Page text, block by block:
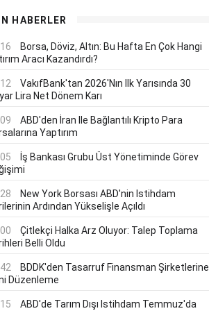
HABERLER
Borsa, Döviz, Altın: Bu Hafta En Çok Hangi
Aracı Kazandırdı?
VakıfBank'tan 2026'nın Ilk Yarısında 30
Lira Net Dönem Karı
ABD'den İran Ile Bağlantılı Kripto Para
Yaptırım
İş Bankası Grubu Üst Yönetiminde Görev
New York Borsası ABD'nin Istihdam
Ardından Yükselişle Açıldı
Çitlekçi Halka Arz Oluyor: Talep Toplama
Belli Oldu
BDDK'den Tasarruf Finansman Şirketlerine
Düzenleme
ABD'de Tarım Dışı Istihdam Temmuz'da